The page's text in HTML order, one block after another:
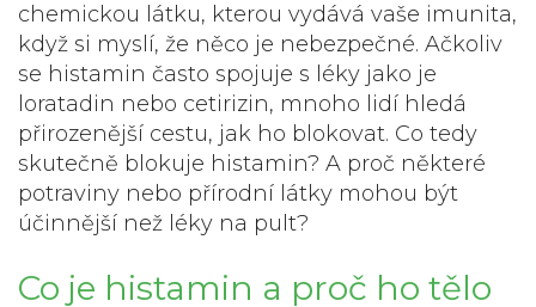
chemickou látku, kterou vydává vaše imunita,
když si myslí, že něco je nebezpečné. Ačkoliv
se histamin často spojuje s léky jako je
loratadin nebo cetirizin, mnoho lidí hledá
přirozenější cestu, jak ho blokovat. Co tedy
skutečně blokuje histamin? A proč některé
potraviny nebo přírodní látky mohou být
účinnější než léky na pult?
Co je histamin a proč ho tělo